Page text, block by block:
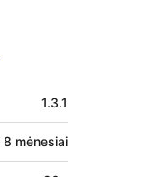
1.3.1
8 mėnesiai